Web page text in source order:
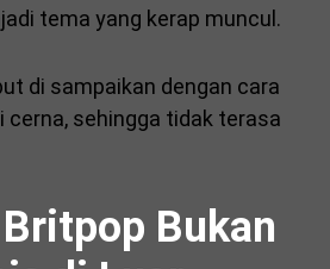
tema yang kerap muncul.
di sampaikan dengan cara
cerna, sehingga tidak terasa
Bukan